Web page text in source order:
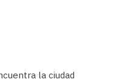
la ciudad